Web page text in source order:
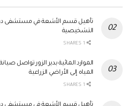
تأهيل قسم الأشعة في مستشفى دير
التشخيصية
الموارد المائية بدير الزور تواصل
المياه إلى الأراضي الزراعية